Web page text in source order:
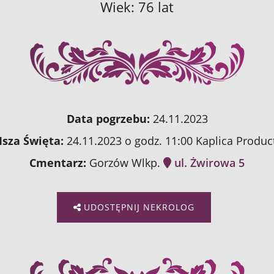
Wiek: 76 lat
Data pogrzebu: 24.11.2023
Święta: 24.11.2023 o godz. 11:00 Kaplica
Cmentarz: Gorzów Wlkp. ul. Żwirowa 5
UDOSTĘPNIJ NEKROLOG